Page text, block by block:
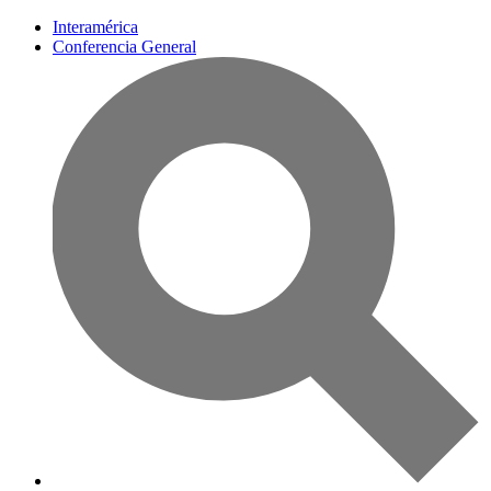
Interamérica
Conferencia General